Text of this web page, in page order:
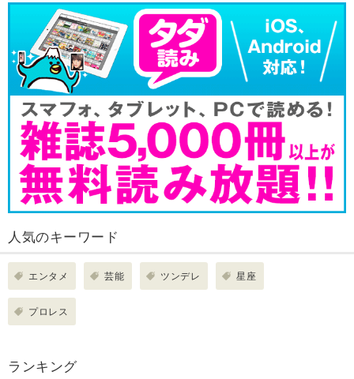
人気のキーワード
エンタメ 芸能 ツンデレ 星座
プロレス
ランキング